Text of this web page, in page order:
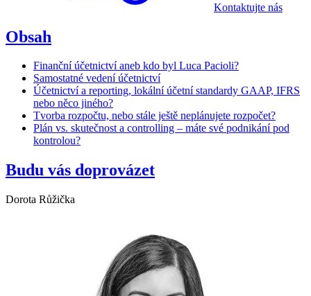
Kontaktujte nás
Obsah
Finanční účetnictví aneb kdo byl Luca Pacioli?
Samostatné vedení účetnictví
Účetnictví a reporting, lokální účetní standardy GAAP, IFRS
nebo něco jiného?
Tvorba rozpočtu, nebo stále ještě neplánujete rozpočet?
Plán vs. skutečnost a controlling – máte své podnikání pod
kontrolou?
Budu vás doprovázet
Dorota Růžička